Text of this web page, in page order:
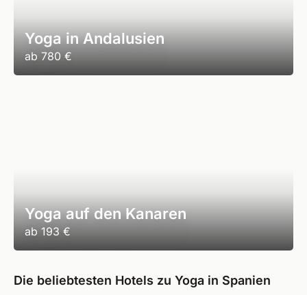
Yoga in Andalusien
ab 780 €
Yoga auf den Kanaren
ab 193 €
Die beliebtesten Hotels zu Yoga in Spanien